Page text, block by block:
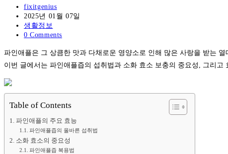
Post
author:
fixitgenius
Post
published:
2025년 01월 07일
Post
category:
생활정보
Post
0 Comments
파인애플은 그 상큼한 맛과 다채로운 영양소로 인해 많은 사랑을 받는
이번 글에서는 파인애플즙의 섭취법과 소화 효소 보충의 중요성, 그리고
Table of Contents
파인애플의 주요 효능
파인애플즙의 올바른 섭취법
소화 효소의 중요성
파인애플즙 복용법